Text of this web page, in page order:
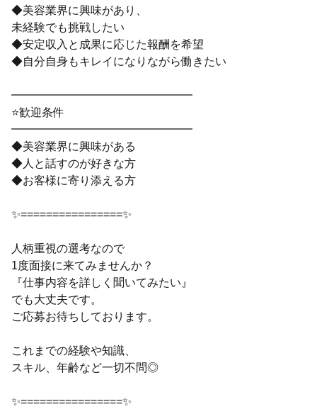
◆美容業界に興味があり、
未経験でも挑戦したい
◆安定収入と成果に応じた報酬を希望
◆自分自身もキレイになりながら働きたい
━━━━━━━━━━━━━━━━
⭐歓迎条件
━━━━━━━━━━━━━━━━
◆美容業界に興味がある
◆人と話すのが好きな方
◆お客様に寄り添える方
✨================✨
人柄重視の選考なので
1度面接に来てみませんか？
『仕事内容を詳しく聞いてみたい』
でも大丈夫です。
ご応募お待ちしております。
これまでの経験や知識、
スキル、年齢など一切不問◎
✨================✨